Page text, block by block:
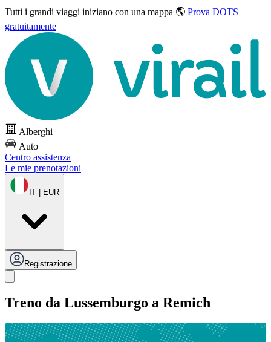
Tutti i grandi viaggi iniziano con una mappa 🌎 Prova DOTS
gratuitamente
Alberghi
Auto
Centro assistenza
Le mie prenotazioni
IT | EUR
Registrazione
Treno da Lussemburgo a Remich